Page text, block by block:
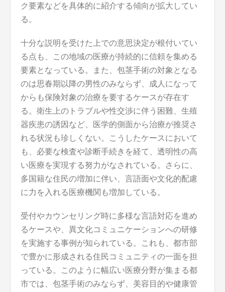
ク要素などを具体的に紹介する傾向が拡大してい
る。
十分な説明を受けた上での意思決定が根付いてい
る点も、この地域の医療が持続的に信頼を集める
要素となっている。また、包茎手術の対象となる
のは思春期以降の男性のみならず、成人になって
からも保険対象の治療を要するケースが存在す
る。衛生上のトラブルや性交渉に伴う困難、生殖
器疾患の誘因など、医学的側面から治療が推奨さ
れる状況も珍しくない。こうしたケースにおいて
も、必要な検査や診断手続きを経て、透明性の高
い医療を実現する努力がなされている。さらに、
多国籍な住民の増加に伴い、言語面や文化的配慮
に力を入れる医療機関も増加している。
受付やカウンセリング時に多様な言語対応を進め
るケースや、異文化コミュニケーションへの研修
を実施する事例が知られている。これも、都市部
で豊かに形成される住民コミュニティの一面を担
っている。このように幅広い医療分野が集まる都
市では、包茎手術のみならず、美容目的や健康管